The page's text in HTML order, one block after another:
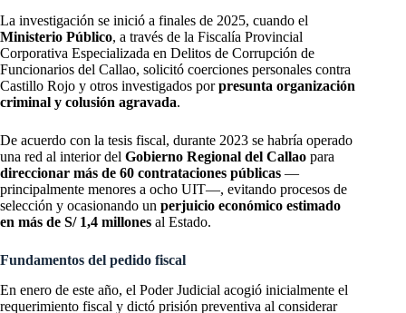
La investigación se inició a finales de 2025, cuando el
Ministerio Público, a través de la Fiscalía Provincial
Corporativa Especializada en Delitos de Corrupción de
Funcionarios del Callao, solicitó coerciones personales contra
Castillo Rojo y otros investigados porpresunta organización
criminal y colusión agravada.
De acuerdo con la tesis fiscal, durante 2023 se habría operado
una red al interior del Gobierno Regional del Callao para
direccionar más de 60 contrataciones públicas —
principalmente menores a ocho UIT—, evitando procesos de
selección y ocasionando un perjuicio económico estimado
en más de S/ 1,4 millones al Estado.
Fundamentos del pedido fiscal
En enero de este año, el Poder Judicial acogió inicialmente el
requerimiento fiscal y dictó prisión preventiva al considerar